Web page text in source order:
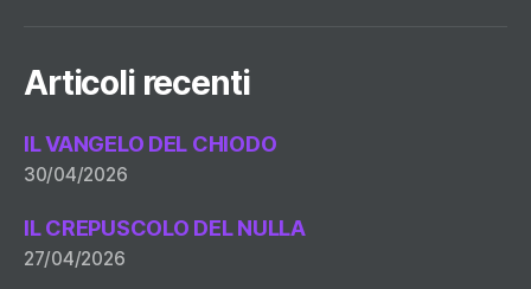
Articoli recenti
IL VANGELO DEL CHIODO
30/04/2026
IL CREPUSCOLO DEL NULLA
27/04/2026